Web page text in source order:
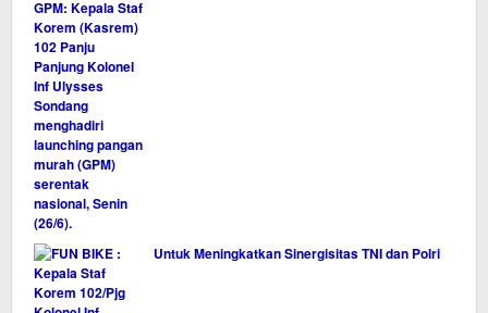
Untuk Meningkatkan Sinergisitas TNI dan Polri